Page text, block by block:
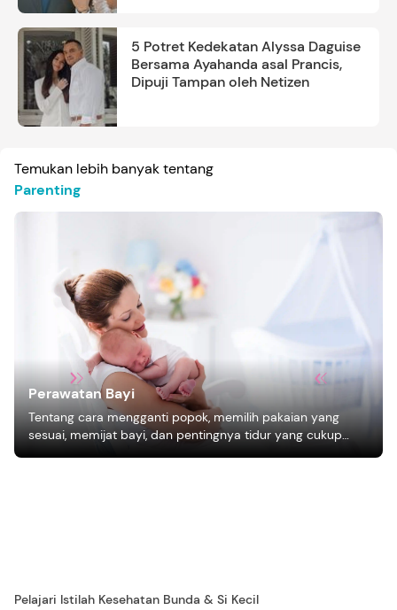
5 Potret Kedekatan Alyssa Daguise
Bersama Ayahanda asal Prancis,
Dipuji Tampan oleh Netizen
Temukan lebih banyak tentang
Parenting
Perawatan Bayi
Tentang cara mengganti popok, memilih pakaian yang
sesuai, memijat bayi, dan pentingnya tidur yang cukup
bagi pertumbuhan bayi.
Pelajari Istilah Kesehatan Bunda & Si Kecil